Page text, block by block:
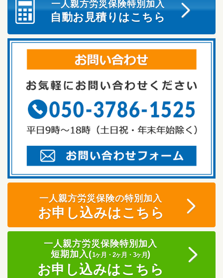
一人親方労災保険特別加入
自動お見積りはこちら
一人親方労災保険の特別加入
お申し込みはこちら
一人親方労災保険特別加入
短期加入(1ヶ月・2ヶ月・3ヶ月)
お申し込みはこちら